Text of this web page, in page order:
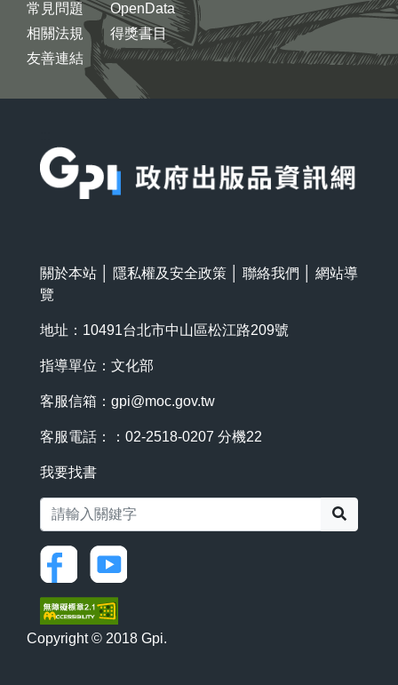
常見問題
相關法規
友善連結
OpenData
得獎書目
關於本站 隱私權及安全政策 聯絡我們
網站導
覽
地址：10491台北市中山區松江路209號
指導單位：文化部
客服信箱： gpi@moc.gov.tw
客服電話：：02-2518-0207 分機22
我要找書
Copyright © 2018 Gpi.